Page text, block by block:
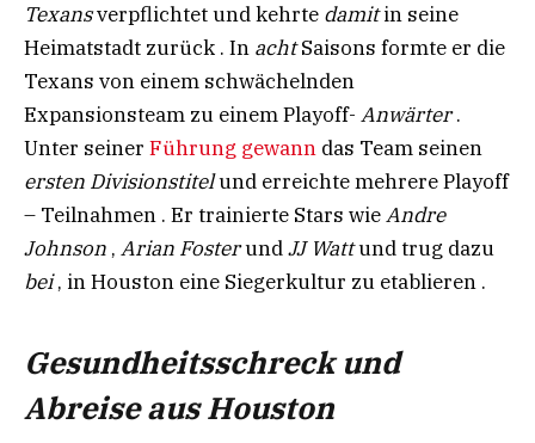
Texansverpflichtet und kehrte damitin seine
Heimatstadt zurück . In achtSaisons formte er die
Texans von einem schwächelnden
Expansionsteam zu einem Playoff- Anwärter.
Unter seiner Führung gewann das Team seinen
ersten Divisionstitelund erreichte mehrere Playoff
– Teilnahmen . Er trainierte Stars wieAndre
Johnson , Arian FosterundJJ Wattund trug dazu
bei, in Houston eine Siegerkultur zu etablieren .
Gesundheitsschreck und
Abreise aus Houston​